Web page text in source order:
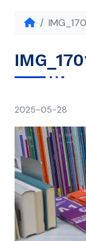
2025-05-28